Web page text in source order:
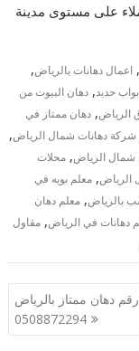
على مستوى مدينة
,اعمال دهانات بالرياض,
حديد,دهان البيوت من
الرياض,دهان ممتاز في
شركة دهانات شمال الرياض,
شمال الرياض,محلات
الرياض,معلم بويه في
بالرياض,معلم دهان
دهانات في الرياض,مقاول
رقم دهان ممتاز بالرياض
0508872294